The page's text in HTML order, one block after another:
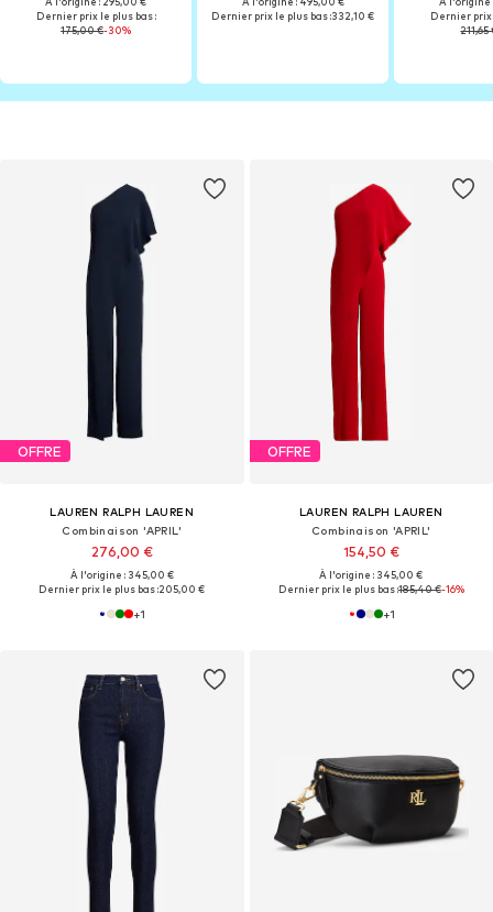
Dernier prix le plus bas :
175,00 €-30%
Dernier prix le plus bas :332,10 €
Dernier prix
211,65
OFFRE
LAUREN RALPH LAUREN
Combinaison 'APRIL'
276,00 €
À l'origine : 345,00 €
Dernier prix le plus bas :205,00 €
+1
OFFRE
LAUREN RALPH LAUREN
Combinaison 'APRIL'
154,50 €
À l'origine : 345,00 €
Dernier prix le plus bas :185,40 €-16%
+1